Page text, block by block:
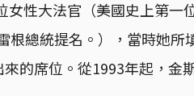
性大法官（美國史上第一
根總統提名。），當時她
的席位。從1993年起，金